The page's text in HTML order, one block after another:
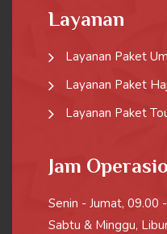
Layanan
Layanan Paket
Layanan Paket
Layanan Paket
Jam
Senin - Jumat, 09.00
Sabtu & Minggu,